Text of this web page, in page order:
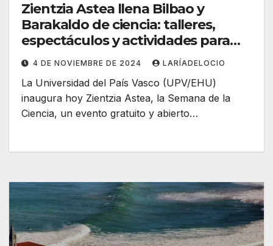
Zientzia Astea llena Bilbao y
Barakaldo de ciencia: talleres,
espectáculos y actividades para
todas las edades
4 DE NOVIEMBRE DE 2024 LARÍADELOCIO
La Universidad del País Vasco (UPV/EHU)
inaugura hoy Zientzia Astea, la Semana de la
Ciencia, un evento gratuito y abierto…